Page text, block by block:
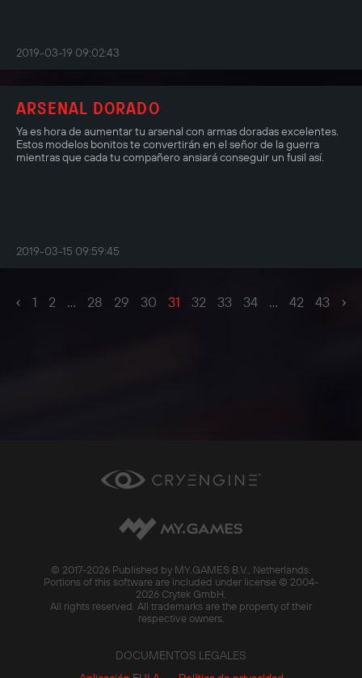
2019-03-19 09:02:43
ARSENAL DORADO
Ya es hora de aumentar tu arsenal con armas doradas excelentes.
Estos modelos bonitos te convertirán en el señor de la guerra
mientras que cada tu compañero ansiará conseguir un fusil así.
2019-03-15 09:59:45
‹ 1 2 ... 28 29 30 31 32 33 34 ... 42 43 ›
© 2017-2026 Published by MY.GAMES B.V., Netherlands.
Portions of this software are included under license © 2004-
2026 Crytek GmbH.
All rights reserved. All trademarks are the property of their
respective owners.
DOCUMENTOS LEGALES